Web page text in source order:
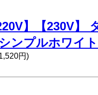
】【230V】
ンプルホワイ
円)